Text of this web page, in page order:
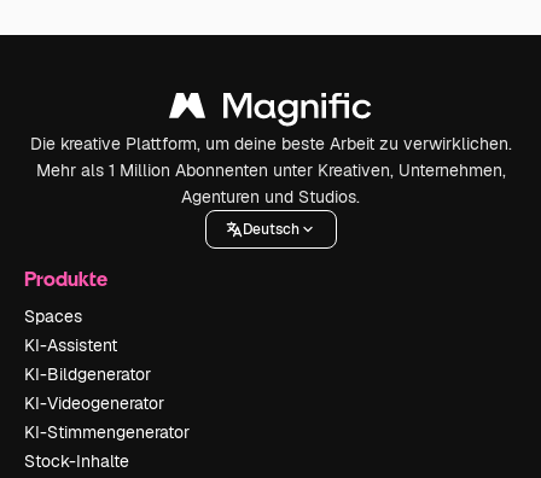
Die kreative Plattform, um deine beste Arbeit zu verwirklichen.
Mehr als 1 Million Abonnenten unter Kreativen, Unternehmen,
Agenturen und Studios.
Deutsch
Produkte
Spaces
KI-Assistent
KI-Bildgenerator
KI-Videogenerator
KI-Stimmengenerator
Stock-Inhalte